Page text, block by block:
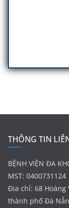
THÔNG TIN
BỆNH VIỆN ĐA
MST: 0400731124
Địa chỉ: 68 Hoàng
thành phố Đà